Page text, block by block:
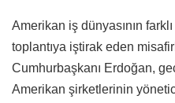
Amerikan iş dünyasının
toplantıya iştirak eden
Cumhurbaşkanı Erdoğan,
Amerikan şirketlerinin